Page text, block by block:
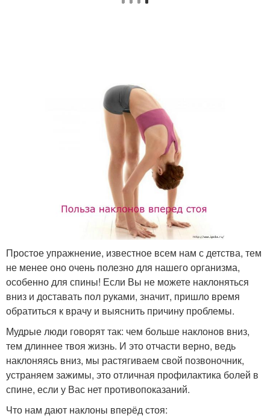
Простое упражнение, известное всем нам с детства, тем
не менее оно очень полезно для нашего организма,
особенно для спины! Если Вы не можете наклоняться
вниз и доставать пол руками, значит, пришло время
обратиться к врачу и выяснить причину проблемы.
Мудрые люди говорят так: чем больше наклонов вниз,
тем длиннее твоя жизнь. И это отчасти верно, ведь
наклоняясь вниз, мы растягиваем свой позвоночник,
устраняем зажимы, это отличная профилактика болей в
спине, если у Вас нет противопоказаний.
Что нам дают наклоны вперёд стоя: